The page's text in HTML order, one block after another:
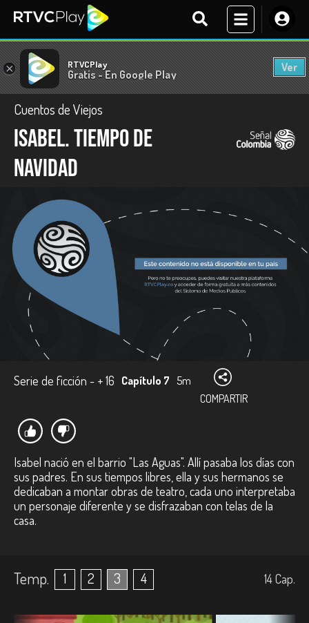
× RTVCPlay
Gratis - En Google Play
Ver
Cuentos de Viejos
Isabel. Tiempo de
Navidad
Serie de ficción - + 16 Capítulo 7 5m
COMPARTIR
Isabel nació en el barrio "Las Aguas". Allí pasaba los días con
sus padres. En sus tiempos libres, ella y sus hermanos se
dedicaban a montar obras de teatro, cada uno interpretaba
un personaje diferente y se disfrazaban con telas de la
casa.
Temp. 1 2 3 4 14Cap.